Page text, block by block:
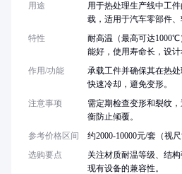
用途
用于热处理生产线中工
载，适用于汽车零部件、
特性
耐高温（最高可达
能好，使用寿命长，设计
作用/功能
承载工件并确保其在热
快速冷却，避免变形。
注意事项
需定期检查变形和裂纹
衡防止倾覆。
参考价格区间
约2000-10000元/套（视
选购要点
关注材质耐温等级、结
现有设备的兼容性。